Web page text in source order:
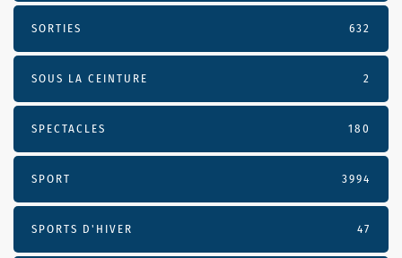
SORTIES 632
SOUS LA CEINTURE 2
SPECTACLES 180
SPORT 3994
SPORTS D'HIVER 47